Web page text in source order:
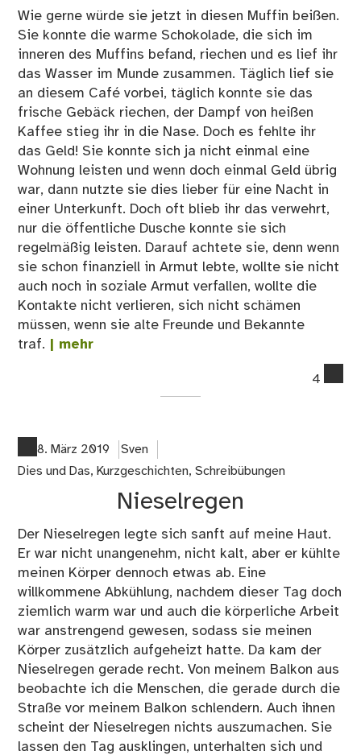
Wie gerne würde sie jetzt in diesen Muffin beißen.
Sie konnte die warme Schokolade, die sich im
inneren des Muffins befand, riechen und es lief ihr
das Wasser im Munde zusammen. Täglich lief sie
an diesem Café vorbei, täglich konnte sie das
frische Gebäck riechen, der Dampf von heißen
Kaffee stieg ihr in die Nase. Doch es fehlte ihr
das Geld! Sie konnte sich ja nicht einmal eine
Wohnung leisten und wenn doch einmal Geld übrig
war, dann nutzte sie dies lieber für eine Nacht in
einer Unterkunft. Doch oft blieb ihr das verwehrt,
nur die öffentliche Dusche konnte sie sich
regelmäßig leisten. Darauf achtete sie, denn wenn
sie schon finanziell in Armut lebte, wollte sie nicht
auch noch in soziale Armut verfallen, wollte die
Kontakte nicht verlieren, sich nicht schämen
müssen, wenn sie alte Freunde und Bekannte
traf. | mehr
4
8. März 2019
Sven
Dies und Das, Kurzgeschichten,Schreibübungen
Nieselregen
Der Nieselregen legte sich sanft auf meine Haut.
Er war nicht unangenehm, nicht kalt, aber er kühlte
meinen Körper dennoch etwas ab. Eine
willkommene Abkühlung, nachdem dieser Tag doch
ziemlich warm war und auch die körperliche Arbeit
war anstrengend gewesen, sodass sie meinen
Körper zusätzlich aufgeheizt hatte. Da kam der
Nieselregen gerade recht. Von meinem Balkon aus
beobachte ich die Menschen, die gerade durch die
Straße vor meinem Balkon schlendern. Auch ihnen
scheint der Nieselregen nichts auszumachen. Sie
lassen den Tag ausklingen, unterhalten sich und